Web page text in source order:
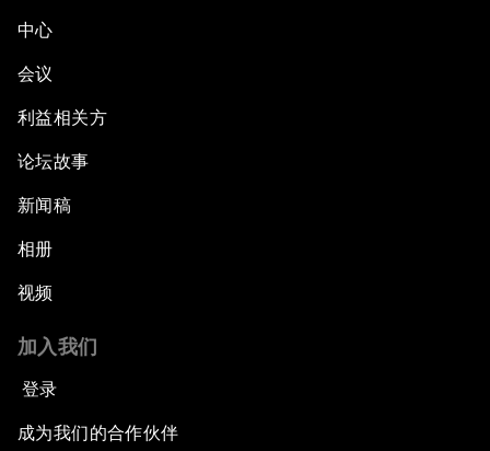
中心
会议
利益相关方
论坛故事
新闻稿
相册
视频
加入我们
登录
成为我们的合作伙伴